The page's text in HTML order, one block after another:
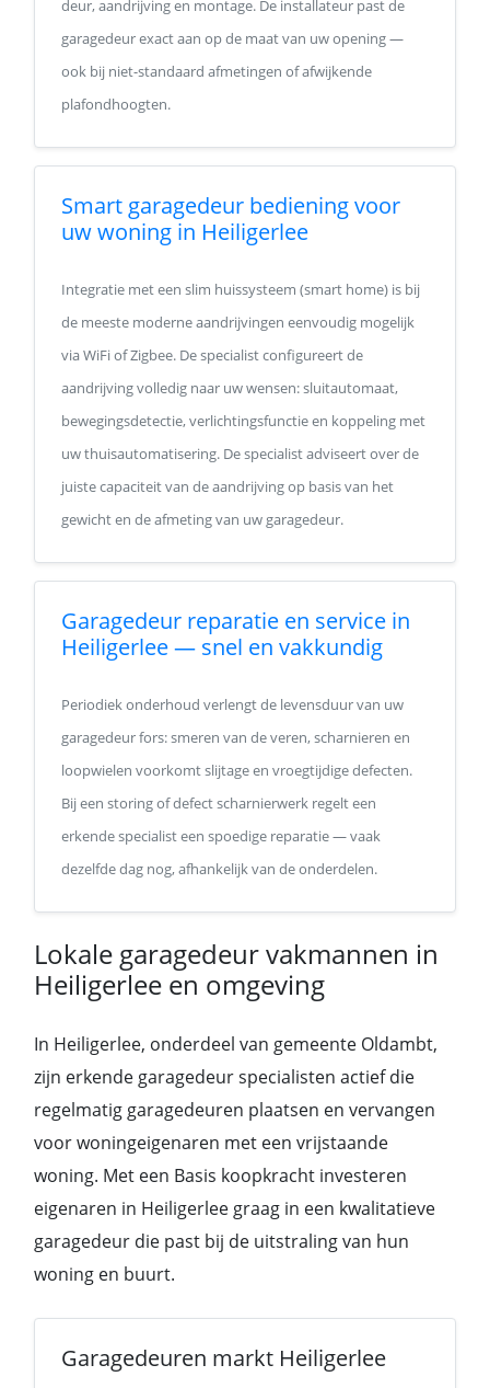
deur, aandrijving en montage. De installateur past de
garagedeur exact aan op de maat van uw opening —
ook bij niet-standaard afmetingen of afwijkende
plafondhoogten.
Smart garagedeur bediening voor
uw woning in Heiligerlee
Integratie met een slim huissysteem (smart home) is bij
de meeste moderne aandrijvingen eenvoudig mogelijk
via WiFi of Zigbee. De specialist configureert de
aandrijving volledig naar uw wensen: sluitautomaat,
bewegingsdetectie, verlichtingsfunctie en koppeling met
uw thuisautomatisering. De specialist adviseert over de
juiste capaciteit van de aandrijving op basis van het
gewicht en de afmeting van uw garagedeur.
Garagedeur reparatie en service in
Heiligerlee — snel en vakkundig
Periodiek onderhoud verlengt de levensduur van uw
garagedeur fors: smeren van de veren, scharnieren en
loopwielen voorkomt slijtage en vroegtijdige defecten.
Bij een storing of defect scharnierwerk regelt een
erkende specialist een spoedige reparatie — vaak
dezelfde dag nog, afhankelijk van de onderdelen.
Lokale garagedeur vakmannen in
Heiligerlee en omgeving
In Heiligerlee, onderdeel van gemeente Oldambt,
zijn erkende garagedeur specialisten actief die
regelmatig garagedeuren plaatsen en vervangen
voor woningeigenaren met een vrijstaande
woning. Met een Basis koopkracht investeren
eigenaren in Heiligerlee graag in een kwalitatieve
garagedeur die past bij de uitstraling van hun
woning en buurt.
Garagedeuren markt Heiligerlee